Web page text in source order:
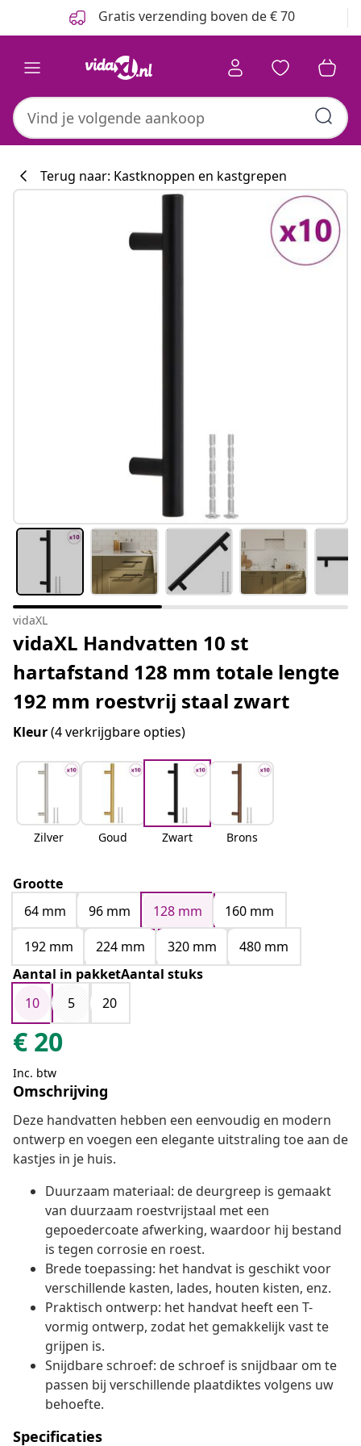
Gratis verzending boven de € 70
Terug naar: Kastknoppen en kastgrepen
vidaXL
vidaXL Handvatten 10 st
hartafstand 128 mm totale lengte
192 mm roestvrij staal zwart
Kleur(4 verkrijgbare opties)
Zilver Goud Zwart Brons
Grootte
64 mm
96 mm 128 mm
160 mm
192 mm
224 mm 320 mm
480 mm
Aantal in pakketAantal stuks
10
5 20
€ 20
Inc. btw
Omschrijving
Deze handvatten hebben een eenvoudig en modern
ontwerp en voegen een elegante uitstraling toe aan de
kastjes in je huis.
Duurzaam materiaal: de deurgreep is gemaakt
van duurzaam roestvrijstaal met een
gepoedercoate afwerking, waardoor hij bestand
is tegen corrosie en roest.
Brede toepassing: het handvat is geschikt voor
verschillende kasten, lades, houten kisten, enz.
Praktisch ontwerp: het handvat heeft een T-
vormig ontwerp, zodat het gemakkelijk vast te
grijpen is.
Snijdbare schroef: de schroef is snijdbaar om te
passen bij verschillende plaatdiktes volgens uw
behoefte.
Specificaties